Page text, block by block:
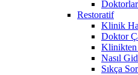
Restoratif
Klinik
Doktor
Klinikten
Nasıl
Sıkça